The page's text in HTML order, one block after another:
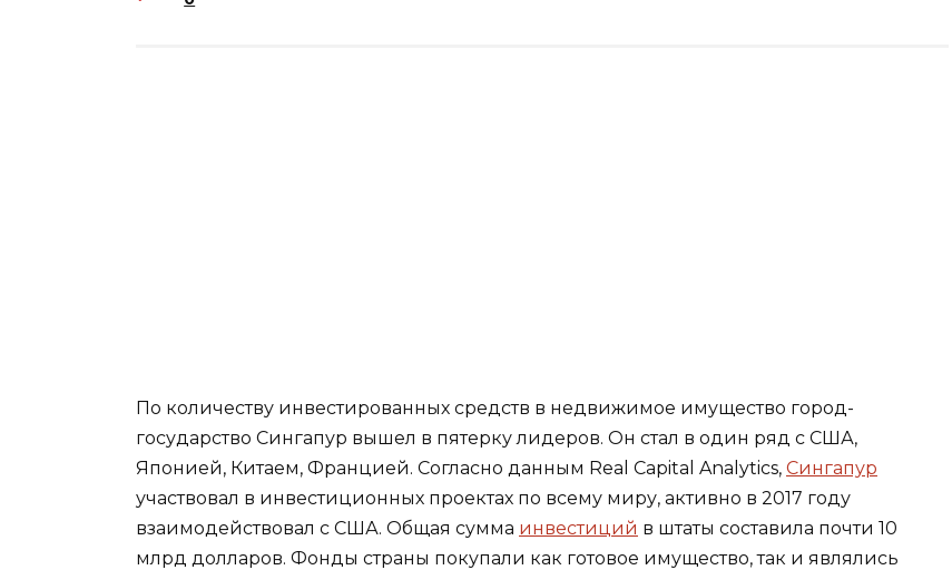
По количеству инвестированных средств в недвижимое имущество город-
государство Сингапур вышел в пятерку лидеров. Он стал в один ряд с США,
Японией, Китаем, Францией. Согласно данным Real Capital Analytics, Сингапур
участвовал в инвестиционных проектах по всему миру, активно в 2017 году
взаимодействовал с США. Общая сумма инвестиций в штаты составила почти 10
млрд долларов. Фонды страны покупали как готовое имущество, так и являлись